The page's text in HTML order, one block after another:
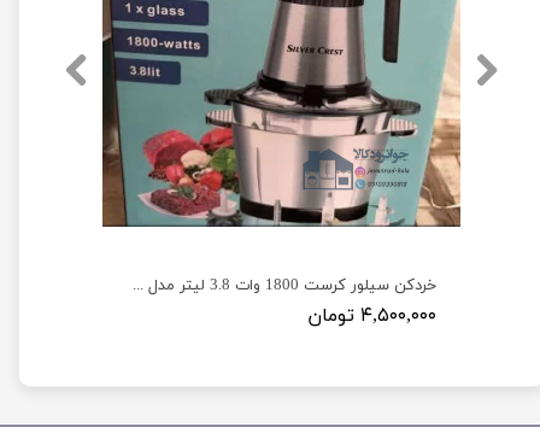
خردکن سیلور کرست 1800 وات 3.8 لیتر مدل Silver Crest SV-6188
۴,۵۰۰,۰۰۰ تومان